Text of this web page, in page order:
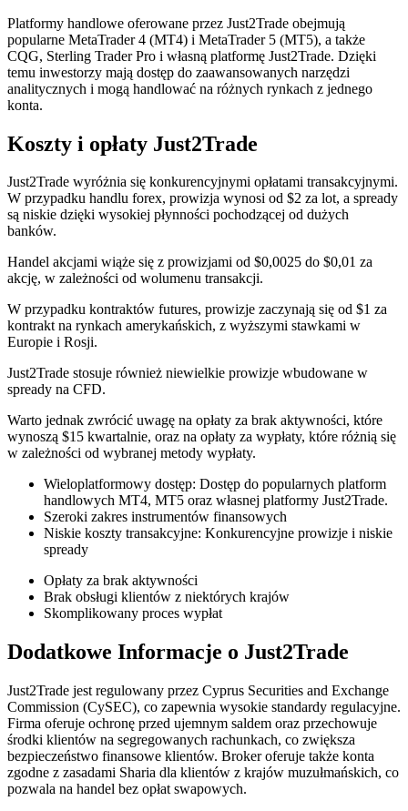
Platformy handlowe oferowane przez Just2Trade obejmują
popularne MetaTrader 4 (MT4) i MetaTrader 5 (MT5), a także
CQG, Sterling Trader Pro i własną platformę Just2Trade. Dzięki
temu inwestorzy mają dostęp do zaawansowanych narzędzi
analitycznych i mogą handlować na różnych rynkach z jednego
konta.
Koszty i opłaty Just2Trade
Just2Trade wyróżnia się konkurencyjnymi opłatami transakcyjnymi.
W przypadku handlu forex, prowizja wynosi od $2 za lot, a spready
są niskie dzięki wysokiej płynności pochodzącej od dużych
banków.
Handel akcjami wiąże się z prowizjami od $0,0025 do $0,01 za
akcję, w zależności od wolumenu transakcji.
W przypadku kontraktów futures, prowizje zaczynają się od $1 za
kontrakt na rynkach amerykańskich, z wyższymi stawkami w
Europie i Rosji.
Just2Trade stosuje również niewielkie prowizje wbudowane w
spready na CFD.
Warto jednak zwrócić uwagę na opłaty za brak aktywności, które
wynoszą $15 kwartalnie, oraz na opłaty za wypłaty, które różnią się
w zależności od wybranej metody wypłaty.
Wieloplatformowy dostęp: Dostęp do popularnych platform
handlowych MT4, MT5 oraz własnej platformy Just2Trade.
Szeroki zakres instrumentów finansowych
Niskie koszty transakcyjne: Konkurencyjne prowizje i niskie
spready
Opłaty za brak aktywności
Brak obsługi klientów z niektórych krajów
Skomplikowany proces wypłat
Dodatkowe Informacje o Just2Trade
Just2Trade jest regulowany przez Cyprus Securities and Exchange
Commission (CySEC), co zapewnia wysokie standardy regulacyjne.
Firma oferuje ochronę przed ujemnym saldem oraz przechowuje
środki klientów na segregowanych rachunkach, co zwiększa
bezpieczeństwo finansowe klientów. Broker oferuje także konta
zgodne z zasadami Sharia dla klientów z krajów muzułmańskich, co
pozwala na handel bez opłat swapowych.